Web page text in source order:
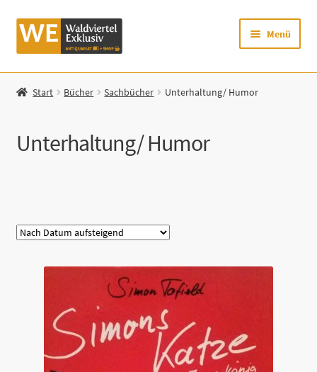
Zur
Navigation
Zum
Inhalt
Menü
Startseite
Mein Konto
Zur Waldviertel Exklusiv-Website
Start Bücher Sachbücher Unterhaltung/ Humor
Unterhaltung/ Humor